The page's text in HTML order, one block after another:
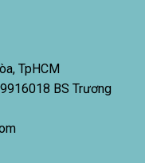
TpHCM
BS Trương